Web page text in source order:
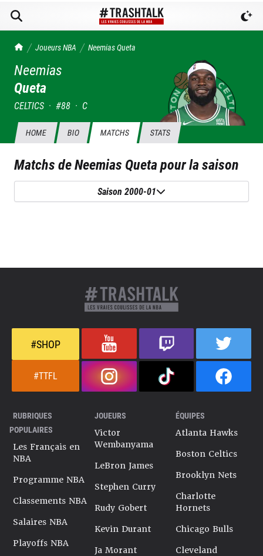
TrashTalk Actu NBA
Joueurs NBA NeemiasQueta
Neemias
Queta
CELTICS · #88 · C
HOME BIO MATCHS STATS
Matchs deNeemias Quetapour la saison
Saison 2000-01
#SHOP
#TTFL
RUBRIQUES
POPULAIRES
Les Français en
NBA
Programme NBA
Classements NBA
Salaires NBA
Playoffs NBA
JOUEURS
Victor
Wembanyama
LeBron James
Stephen Curry
Rudy Gobert
Kevin Durant
Ja Morant
ÉQUIPES
Atlanta Hawks
Boston Celtics
Brooklyn Nets
Charlotte
Hornets
Chicago Bulls
Cleveland